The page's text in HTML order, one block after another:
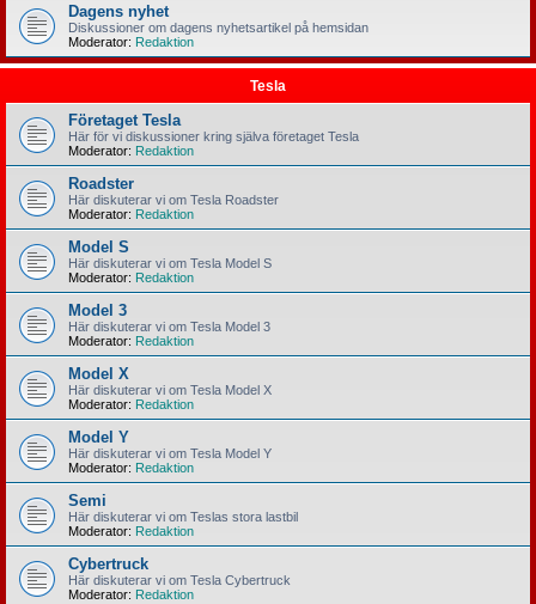
Dagens nyhet
Diskussioner om dagens nyhetsartikel på hemsidan
Moderator: Redaktion
Tesla
Företaget Tesla
Här för vi diskussioner kring själva företaget Tesla
Moderator: Redaktion
Roadster
Här diskuterar vi om Tesla Roadster
Moderator: Redaktion
Model S
Här diskuterar vi om Tesla Model S
Moderator: Redaktion
Model 3
Här diskuterar vi om Tesla Model 3
Moderator: Redaktion
Model X
Här diskuterar vi om Tesla Model X
Moderator: Redaktion
Model Y
Här diskuterar vi om Tesla Model Y
Moderator: Redaktion
Semi
Här diskuterar vi om Teslas stora lastbil
Moderator: Redaktion
Cybertruck
Här diskuterar vi om Tesla Cybertruck
Moderator: Redaktion